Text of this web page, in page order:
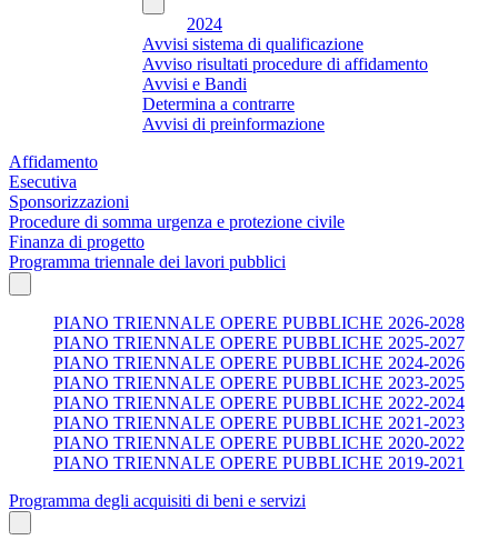
2024
Avvisi sistema di qualificazione
Avviso risultati procedure di affidamento
Avvisi e Bandi
Determina a contrarre
Avvisi di preinformazione
Affidamento
Esecutiva
Sponsorizzazioni
Procedure di somma urgenza e protezione civile
Finanza di progetto
Programma triennale dei lavori pubblici
PIANO TRIENNALE OPERE PUBBLICHE 2026-2028
PIANO TRIENNALE OPERE PUBBLICHE 2025-2027
PIANO TRIENNALE OPERE PUBBLICHE 2024-2026
PIANO TRIENNALE OPERE PUBBLICHE 2023-2025
PIANO TRIENNALE OPERE PUBBLICHE 2022-2024
PIANO TRIENNALE OPERE PUBBLICHE 2021-2023
PIANO TRIENNALE OPERE PUBBLICHE 2020-2022
PIANO TRIENNALE OPERE PUBBLICHE 2019-2021
Programma degli acquisiti di beni e servizi